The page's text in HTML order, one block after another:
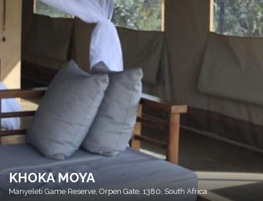
KHOKA MOYA
Manyeleti Game Reserve, Orpen Gate, 1380, South Africa